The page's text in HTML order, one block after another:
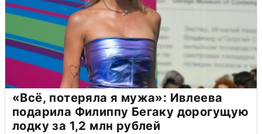
«Всё, потеряла я мужа»: Ивлеева
подарила Филиппу Бегаку дорогущую
лодку за 1,2 млн рублей